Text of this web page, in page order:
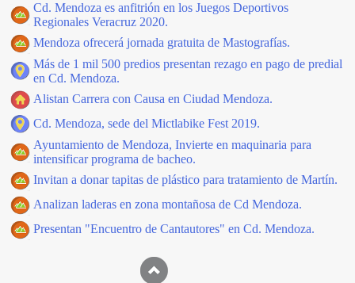
Cd. Mendoza es anfitrión en los Juegos Deportivos
Regionales Veracruz 2020.
Mendoza ofrecerá jornada gratuita de Mastografías.
Más de 1 mil 500 predios presentan rezago en pago de predial
en Cd. Mendoza.
Alistan Carrera con Causa en Ciudad Mendoza.
Cd. Mendoza, sede del Mictlabike Fest 2019.
Ayuntamiento de Mendoza, Invierte en maquinaria para
intensificar programa de bacheo.
Invitan a donar tapitas de plástico para tratamiento de Martín.
Analizan laderas en zona montañosa de Cd Mendoza.
Presentan "Encuentro de Cantautores" en Cd. Mendoza.